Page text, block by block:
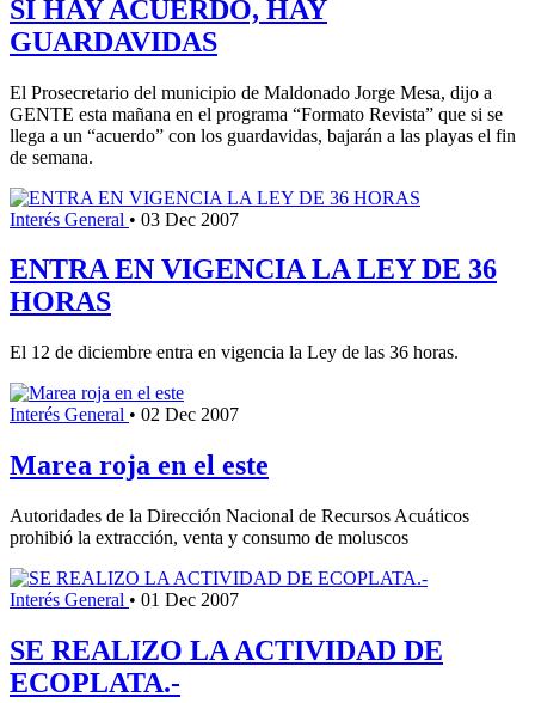
SI HAY ACUERDO, HAY
GUARDAVIDAS
El Prosecretario del municipio de Maldonado Jorge Mesa, dijo a
GENTE esta mañana en el programa “Formato Revista” que si se
llega a un “acuerdo” con los guardavidas, bajarán a las playas el fin
de semana.
Interés General • 03 Dec 2007
ENTRA EN VIGENCIA LA LEY DE 36
HORAS
El 12 de diciembre entra en vigencia la Ley de las 36 horas.
Interés General • 02 Dec 2007
Marea roja en el este
Autoridades de la Dirección Nacional de Recursos Acuáticos
prohibió la extracción, venta y consumo de moluscos
Interés General • 01 Dec 2007
SE REALIZO LA ACTIVIDAD DE
ECOPLATA.-